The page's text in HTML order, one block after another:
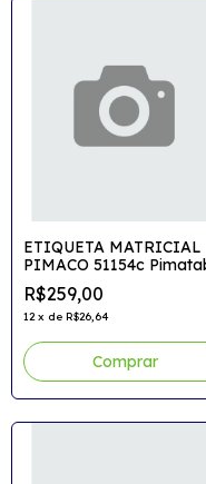
ETIQUETA MATRICIAL
PIMACO 51154c
51
R$259,00
12 x de R$26,64